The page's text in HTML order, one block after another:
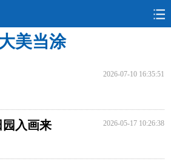
政情 本网
大美当涂
2026-07-10 16:35:51
入画来 2026-05-17 10:26:38